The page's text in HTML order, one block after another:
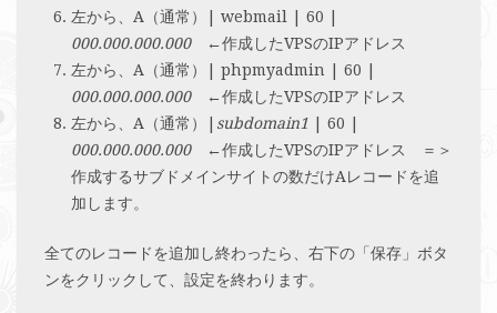
左から、A（通常）| webmail | 60 |
000.000.000.000
←作成したVPSのIPアドレス
左から、A（通常）| phpmyadmin | 60 |
000.000.000.000
←作成したVPSのIPアドレス
左から、A（通常）| subdomain1 | 60 |
000.000.000.000
←作成したVPSのIPアドレス ＝＞
作成するサブドメインサイトの数だけAレコードを追
加します。
全てのレコードを追加し終わったら、右下の「保存」ボタ
ンをクリックして、設定を終わります。